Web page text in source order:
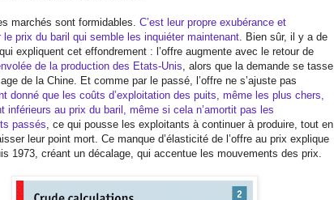
marchés sont formidables. C’est leur propre exubérance et
le prix du baril qui semble les inquiéter maintenant . Bien sûr, il y a de
expliquent cet effondrement : l’offre augmente avec le retour de
de la production des Etats-Unis , alors que la demande se tasse
de la Chine. Et comme par le passé, l’offre ne s’ajuste pas
donné que les coûts d’exploitation des puits, même les plus chers,
inférieurs au prix du baril, même si cela n’amortit pas les
passés , ce qui pousse les exploitants à continuer à produire, tout en
leur point mort. Ce manque d’élasticité de l’offre au prix explique
1973, créant un décalage, qui accentue les mouvements des prix.